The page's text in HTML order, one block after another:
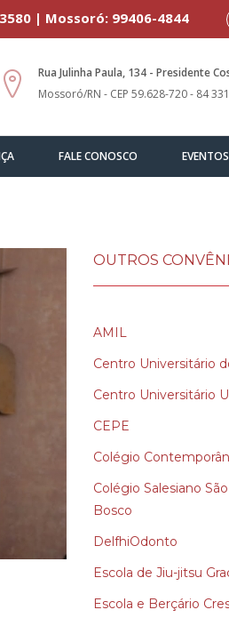
| Mossoró: 99406-4844
Rua Julinha Paula, 134 - Presidente
Mossoró/RN - CEP 59.628-720 - 84
FALE CONOSCO EVENTOS
OUTROS
AMIL
Centro Universitário
Centro Universitário
CEPE
Colégio
Colégio Salesiano
Bosco
DelfhiOdonto
Escola de Jiu-jitsu
Escola e Berçário